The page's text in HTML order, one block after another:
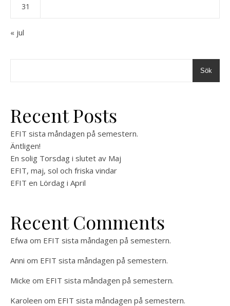
31
« jul
Sök
Recent Posts
EFIT sista måndagen på semestern.
Äntligen!
En solig Torsdag i slutet av Maj
EFIT, maj, sol och friska vindar
EFIT en Lördag i April
Recent Comments
Efwa om EFIT sista måndagen på semestern.
Anni om EFIT sista måndagen på semestern.
Micke om EFIT sista måndagen på semestern.
Karoleen om EFIT sista måndagen på semestern.